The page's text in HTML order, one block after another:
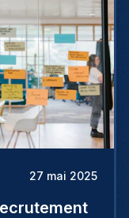
27 mai 2025